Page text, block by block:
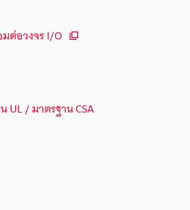
ต่อวงจร I/O
UL / มาตรฐาน CSA